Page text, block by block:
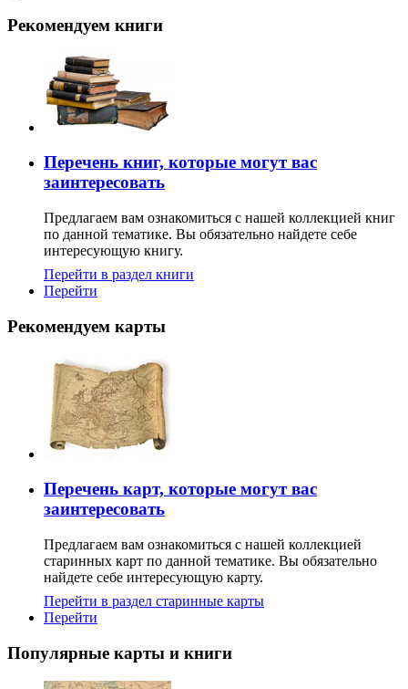
Рекомендуем книги
Перечень книг, которые могут вас
заинтересовать
Предлагаем вам ознакомиться с нашей коллекцией книг
по данной тематике. Вы обязательно найдете себе
интересующую книгу.
Перейти в раздел книги
Перейти
Рекомендуем карты
Перечень карт, которые могут вас
заинтересовать
Предлагаем вам ознакомиться с нашей коллекцией
старинных карт по данной тематике. Вы обязательно
найдете себе интересующую карту.
Перейти в раздел старинные карты
Перейти
Популярные карты и книги